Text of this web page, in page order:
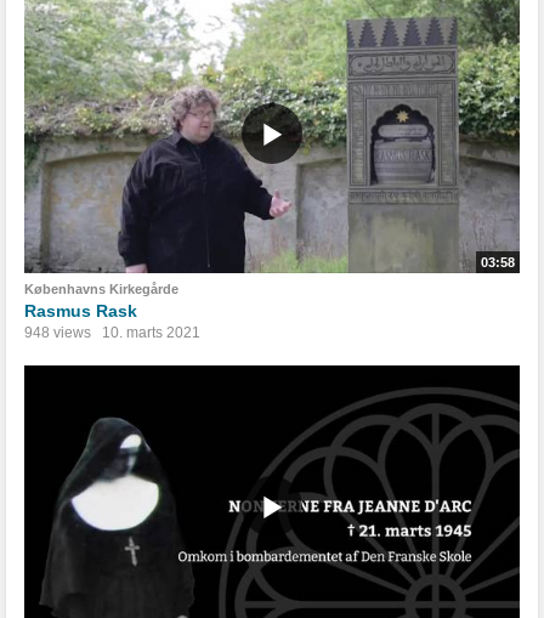
03:58
Københavns Kirkegårde
Rasmus Rask
948 views 10. marts 2021